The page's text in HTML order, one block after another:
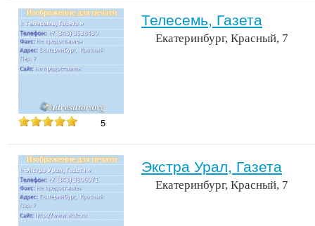
5
Телесемь, Газета
Екатеринбург, Красный, 7
Экстра Урал, Газета
Екатеринбург, Красный, 7